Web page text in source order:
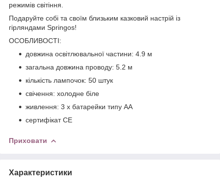
режимів світіння
Подаруйте собі та своїм близьким казковий настрій із
гірляндами Springos!
ОСОБЛИВОСТІ:
довжина освітлювальної частини: 4.9 м
загальна довжина проводу: 5.2 м
кількість лампочок: 50 штук
свічення: холодне біле
живлення: 3 x батарейки типу АА
сертифікат CE
Приховати
Характеристики